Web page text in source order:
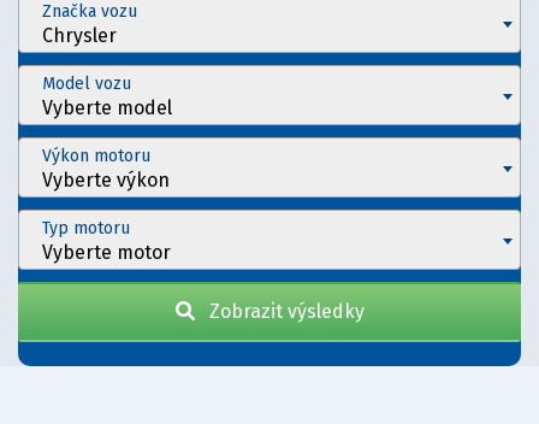
Chrysler
Značka vozu
Vyberte model
Model vozu
Vyberte výkon
Výkon motoru
Vyberte motor
Typ motoru
Zobrazit výsledky